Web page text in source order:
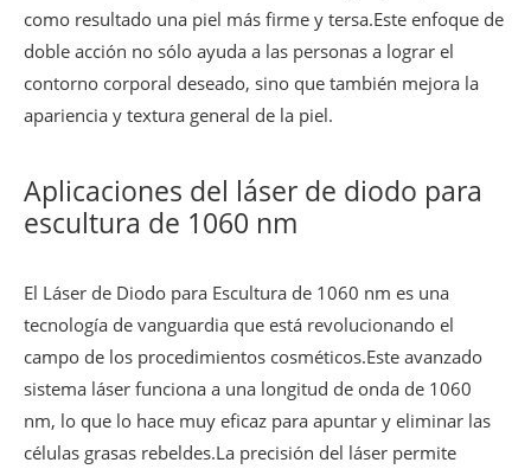
como resultado una piel más firme y tersa.Este enfoque de
doble acción no sólo ayuda a las personas a lograr el
contorno corporal deseado, sino que también mejora la
apariencia y textura general de la piel.
Aplicaciones del láser de diodo para
escultura de 1060 nm
El Láser de Diodo para Escultura de 1060 nm es una
tecnología de vanguardia que está revolucionando el
campo de los procedimientos cosméticos.Este avanzado
sistema láser funciona a una longitud de onda de 1060
nm, lo que lo hace muy eficaz para apuntar y eliminar las
células grasas rebeldes.La precisión del láser permite